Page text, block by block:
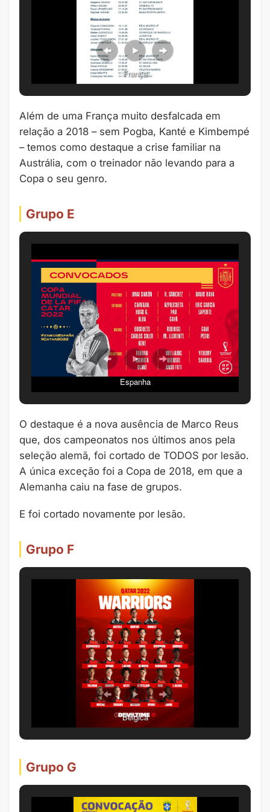
França
Além de uma França muito desfalcada em
relação a 2018 – sem Pogba, Kanté e Kimbempé
– temos como destaque a crise familiar na
Austrália, com o treinador não levando para a
Copa o seu genro.
Grupo E
Espanha
O destaque é a nova ausência de Marco Reus
que, dos campeonatos nos últimos anos pela
seleção alemã, foi cortado de TODOS por lesão.
A única exceção foi a Copa de 2018, em que a
Alemanha caiu na fase de grupos.
E foi cortado novamente por lesão.
Grupo F
Bélgica
Grupo G